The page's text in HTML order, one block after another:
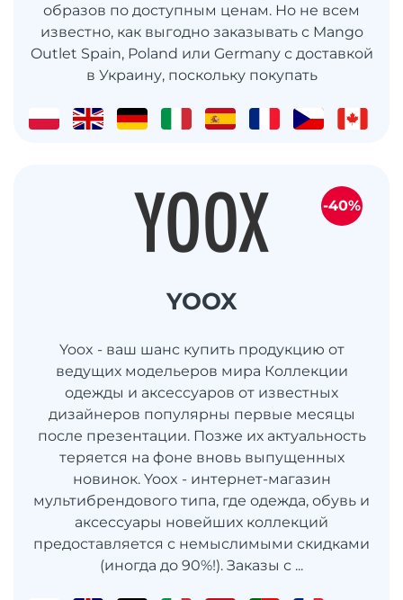
образов по доступным ценам. Но не всем
известно, как выгодно заказывать с Mango
Outlet Spain, Poland или Germany с доставкой
в ​​Украину, поскольку покупать
YOOX
Yoox - ваш шанс купить продукцию от
ведущих модельеров мира Коллекции
одежды и аксессуаров от известных
дизайнеров популярны первые месяцы
после презентации. Позже их актуальность
теряется на фоне вновь выпущенных
новинок. Yoox - интернет-магазин
мультибрендового типа, где одежда, обувь и
аксессуары новейших коллекций
предоставляется с немыслимыми скидками
(иногда до 90%!). Заказы с ...
-40%